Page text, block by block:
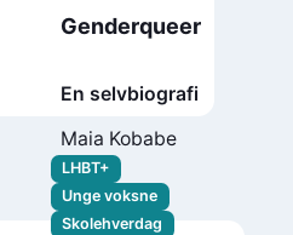
Genderqueer
En selvbiografi
Maia Kobabe
LHBT+
Unge voksne
Skolehverdag